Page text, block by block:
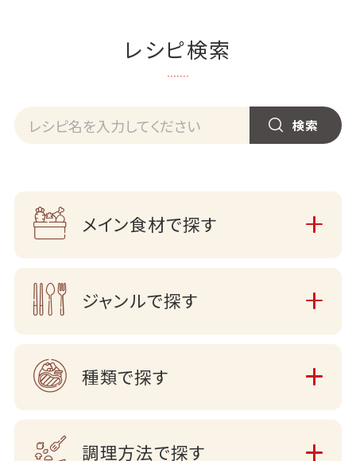
レシピ検索
メイン食材で探す
ジャンルで探す
種類で探す
調理方法で探す